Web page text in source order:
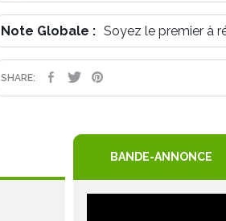
Note Globale : Soyez le premier à
SHARE: PARTAGER
TWEET
BANDE-ANNONCE